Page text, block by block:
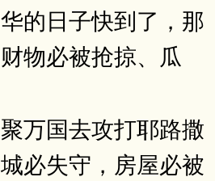
的日子快到了，那
物必被抢掠、瓜
万国去攻打耶路撒
必失守，房屋必被